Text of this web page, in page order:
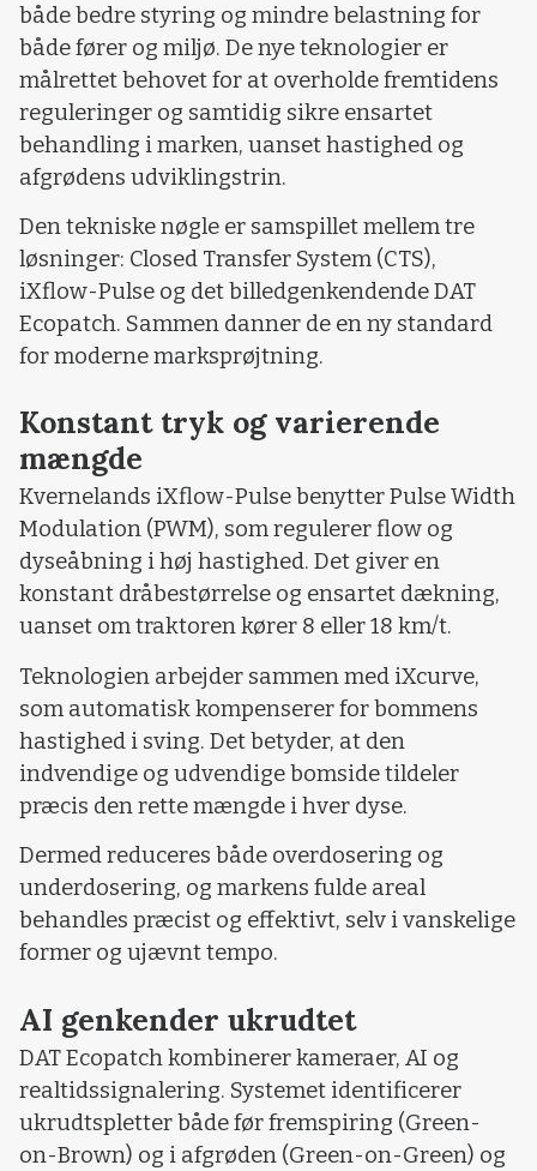
både bedre styring og mindre belastning for
både fører og miljø. De nye teknologier er
målrettet behovet for at overholde fremtidens
reguleringer og samtidig sikre ensartet
behandling i marken, uanset hastighed og
afgrødens udviklingstrin.
Den tekniske nøgle er samspillet mellem tre
løsninger: Closed Transfer System (CTS),
iXflow-Pulse og det billedgenkendende DAT
Ecopatch. Sammen danner de en ny standard
for moderne marksprøjtning.
Konstant tryk og varierende
mængde
Kvernelands iXflow-Pulse benytter Pulse Width
Modulation (PWM), som regulerer flow og
dyseåbning i høj hastighed. Det giver en
konstant dråbestørrelse og ensartet dækning,
uanset om traktoren kører 8 eller 18 km/t.
Teknologien arbejder sammen med iXcurve,
som automatisk kompenserer for bommens
hastighed i sving. Det betyder, at den
indvendige og udvendige bomside tildeler
præcis den rette mængde i hver dyse.
Dermed reduceres både overdosering og
underdosering, og markens fulde areal
behandles præcist og effektivt, selv i vanskelige
former og ujævnt tempo.
AI genkender ukrudtet
DAT Ecopatch kombinerer kameraer, AI og
realtidssignalering. Systemet identificerer
ukrudtspletter både før fremspiring (Green-
on-Brown) og i afgrøden (Green-on-Green) og